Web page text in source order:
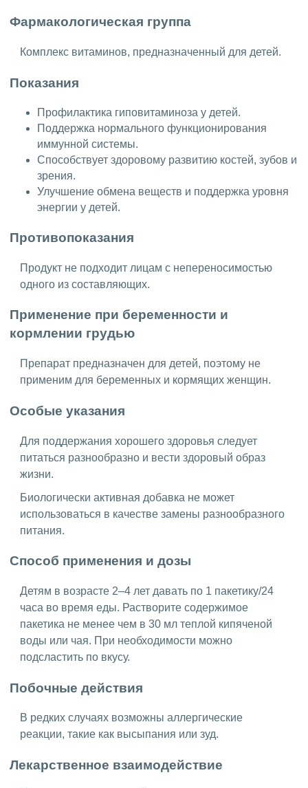
Фармакологическая группа
Комплекс витаминов, предназначенный для детей.
Показания
Профилактика гиповитаминоза у детей.
Поддержка нормального функционирования
иммунной системы.
Способствует здоровому развитию костей, зубов и
зрения.
Улучшение обмена веществ и поддержка уровня
энергии у детей.
Противопоказания
Продукт не подходит лицам с непереносимостью
одного из составляющих.
Применение при беременности и
кормлении грудью
Препарат предназначен для детей, поэтому не
применим для беременных и кормящих женщин.
Особые указания
Для поддержания хорошего здоровья следует
питаться разнообразно и вести здоровый образ
жизни.
Биологически активная добавка не может
использоваться в качестве замены разнообразного
питания.
Способ применения и дозы
Детям в возрасте 2–4 лет давать по 1 пакетику/24
часа во время еды. Растворите содержимое
пакетика не менее чем в 30 мл теплой кипяченой
воды или чая. При необходимости можно
подсластить по вкусу.
Побочные действия
В редких случаях возможны аллергические
реакции, такие как высыпания или зуд.
Лекарственное взаимодействие